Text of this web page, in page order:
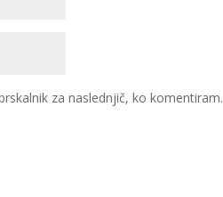
za naslednjič, ko komentiram.